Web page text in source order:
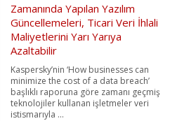
Zamanında Yapılan Yazılım
Güncellemeleri, Ticari Veri İhlali
Maliyetlerini Yarı Yarıya
Azaltabilir
Kaspersky’nin ‘How businesses can
minimize the cost of a data breach’
başlıklı raporuna göre zamanı geçmiş
teknolojiler kullanan işletmeler veri
istismarıyla ...